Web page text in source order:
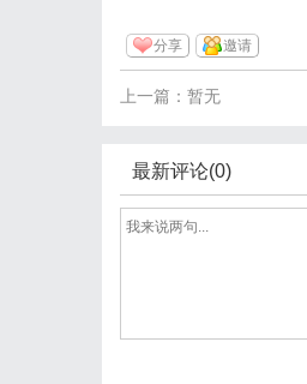
分享 邀请
上一篇：暂无
最新评论(0)